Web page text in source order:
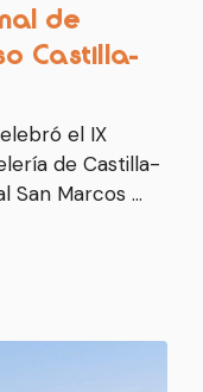
de
Castilla-
el IX
de Castilla-
San Marcos …